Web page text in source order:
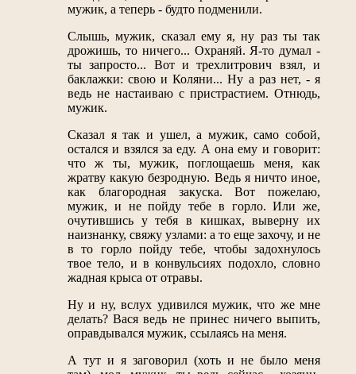
мужик, а теперь - будто подменили.
Слышь, мужик, сказал ему я, ну раз ты так
дрожишь, то ничего... Охраняй. Я-то думал -
ты запросто... Вот и трехлитрович взял, и
баклажки: свою и Коляни... Ну а раз нет, - я
ведь не настаиваю с пристрастием. Отнюдь,
мужик.
Сказал я так и ушел, а мужик, само собой,
остался и взялся за еду. А она ему и говорит:
что ж ты, мужик, поглощаешь меня, как
жратву какую безродную. Ведь я ничто иное,
как благородная закуска. Вот пожелаю,
мужик, и не пойду тебе в горло. Или же,
очутившись у тебя в кишках, выверну их
наизнанку, свяжу узлами: а то еще захочу, и не
в то горло пойду тебе, чтобы задохнулось
твое тело, и в конвульсиях подохло, словно
жадная крыса от отравы.
Ну и ну, вслух удивился мужик, что же мне
делать? Вася ведь не принес ничего выпить,
оправдывался мужик, ссылаясь на меня.
А тут и я заговорил (хоть и не было меня